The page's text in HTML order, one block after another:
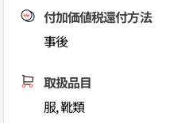
付加価値税還付方法
事後
取扱品目
服, 靴類